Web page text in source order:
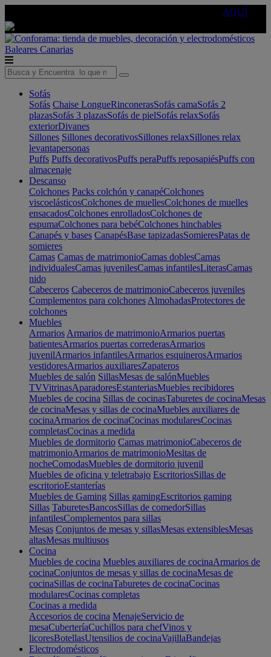
AQUÍ
Baleares Canarias
Sofás
Sofás Chaise LongueRinconerasSofás camaSofás 2
plazasSofás 3 plazasSofás de pielSofás relaxSofás
exteriorDivanes
Sillones Sillones decorativosSillones relaxSillones relax
levantapersonas
Puffs Puffs decorativosPuffs peraPuffs reposapiésPuffs con
almacenaje
Descanso
Colchones Packs colchón y canapéColchones
viscoelásticosColchones de muellesColchones de muelles
ensacadosColchones enrolladosColchones de
espumaColchones para bebéColchones hinchables
Canapés y bases CanapésBase tapizadasSomieresPatas de
somieres
Camas Camas de matrimonioCamas doblesCamas
individualesCamas juvenilesCamas infantilesLiterasCamas
nido
Cabeceros Cabeceros de matrimonioCabeceros juveniles
Complementos para colchones AlmohadasProtectores de
colchones
Muebles
Armarios Armarios de matrimonioArmarios puertas
batientesArmarios puertas correderasArmarios
juvenilArmarios infantilesArmarios esquinerosArmarios
vestidoresArmarios auxiliaresZapateros
Muebles de salón SillasMesas de salónMuebles
TVVitrinasAparadoresEstanteriasMuebles recibidores
Muebles de cocina Sillas de cocinasTaburetes de cocinaMesas
de cocinaMesas y sillas de cocinaMuebles auxiliares de
cocinaArmarios de cocinaCocinas modularesCocinas
completasCocinas a medida
Muebles de dormitorio Camas matrimonioCabeceros de
matrimonioArmarios de matrimonioMesitas de
nocheComodasMuebles de dormitorio juvenil
Muebles de oficina y teletrabajo EscritoriosSillas de
escritorioEstanterías
Muebles de Gaming Sillas gamingEscritorios gaming
Sillas TaburetesBancosSillas de comedorSillas
infantilesComplementos para sillas
Mesas Conjuntos de mesas y sillasMesas extensiblesMesas
altasMesas multiusos
Cocina
Muebles de cocina Muebles auxiliares de cocinaArmarios de
cocinaConjuntos de mesas y sillas de cocinaMesas de
cocinaSillas de cocinaTaburetes de cocinaCocinas
modularesCocinas completas
Cocinas a medida
Accesorios de cocina MenajeServicio de
mesaCuberteríaCuchillos para chefVinos y
licoresBotellasUtensilios de cocinaVajillaBandejas
Electrodomésticos